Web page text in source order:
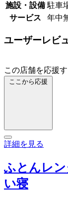
施設・設備 駐車
サービス
年中
ユーザーレビ
この店舗を応援す
ここから応援
詳細を見る
ふとんレ
い寝